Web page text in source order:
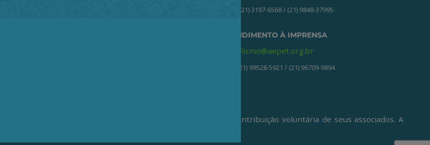
(21) 3197-6568 / (21) 9848-37995
ATENDIMENTO À IMPRENSA
jornalismo@aepet.org.br
(21) 99528-5921 / (21) 96709-9894
(AEPET) é uma sociedade sem fins lucrativos, que vive da contribuição voluntária de seus associados. A
seu Corpo Técnico.